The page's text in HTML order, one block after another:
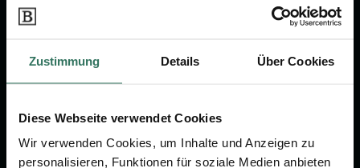
Zustimmung Details Über Cookies
Diese Webseite verwendet Cookies
Wir verwenden Cookies, um Inhalte und Anzeigen zu
personalisieren, Funktionen für soziale Medien anbieten
um das Thema Bestattung &
Vorsorge.